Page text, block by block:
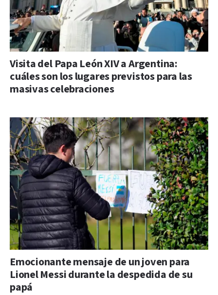
Visita del Papa León XIV a Argentina:
cuáles son los lugares previstos para las
masivas celebraciones
Emocionante mensaje de un joven para
Lionel Messi durante la despedida de su
papá